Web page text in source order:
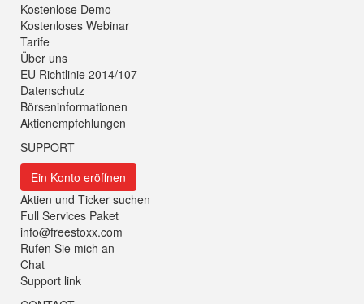
Kostenlose Demo
Kostenloses Webinar
Tarife
Über uns
EU Richtlinie 2014/107
Datenschutz
Börseninformationen
Aktienempfehlungen
SUPPORT
Ein Konto eröffnen
Aktien und Ticker suchen
Full Services Paket
info@freestoxx.com
Rufen Sie mich an
Chat
Support link